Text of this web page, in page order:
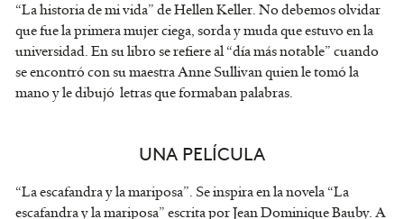
“La historia de mi vida” de Hellen Keller. No debemos olvidar
que fue la primera mujer ciega, sorda y muda que estuvo en la
universidad. En su libro se refiere al “día más notable” cuando
se encontró con su maestra Anne Sullivan quien le tomó la
mano y le dibujó letras que formaban palabras.
UNA PELÍCULA
“La escafandra y la mariposa”. Se inspira en la novela “La
escafandra y la mariposa” escrita por Jean Dominique Bauby. A